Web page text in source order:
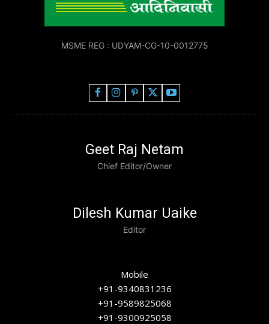
MSME REG : UDYAM-CG-10-0012775
Geet Raj Netam
Chief Editor/Owner
Dilesh Kumar Uaike
Editor
Mobile
+91-9340831236
+91-9589825068
+91-9300925058